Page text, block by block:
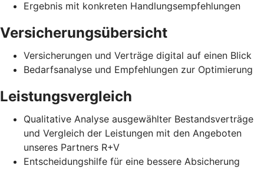
Ergebnis mit konkreten Handlungsempfehlungen
Versicherungsübersicht
Versicherungen und Verträge digital auf einen Blick
Bedarfsanalyse und Empfehlungen zur Optimierung
Leistungsvergleich
Qualitative Analyse ausgewählter Bestandsverträge
und Vergleich der Leistungen mit den Angeboten
unseres Partners R+V
Entscheidungshilfe für eine bessere Absicherung